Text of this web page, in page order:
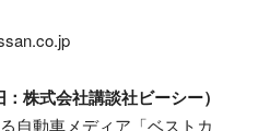
株式会社講談社ビーシー）
自動車メディア「ベストカ